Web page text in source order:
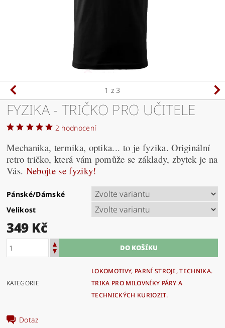
1 z 3
FYZIKA - TRIČKO PRO UČITELE
2 hodnocení
Mechanika, termika, optika... to je fyzika. Originální
retro tričko, která vám pomůže se základy, zbytek je na
Vás. Nebojte se fyziky!
Pánské/Dámské
Velikost
349 Kč
KATEGORIE
LOKOMOTIVY, PARNÍ STROJE, TECHNIKA.
TRIKA PRO MILOVNÍKY PÁRY A
TECHNICKÝCH KURIOZIT.
Dotaz